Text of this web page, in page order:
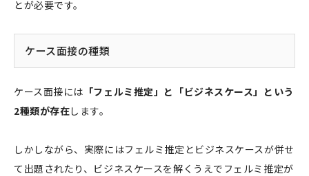
とが必要です。
ケース面接の種類
ケース面接には 「フェルミ推定」と「ビジネスケース」という
2種類が存在します。
しかしながら、実際にはフェルミ推定とビジネスケースが併せ
て出題されたり、ビジネスケースを解くうえでフェルミ推定が